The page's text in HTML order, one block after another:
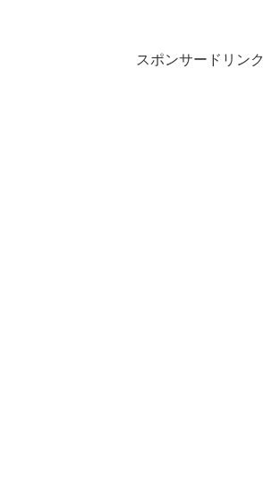
スポンサードリンク